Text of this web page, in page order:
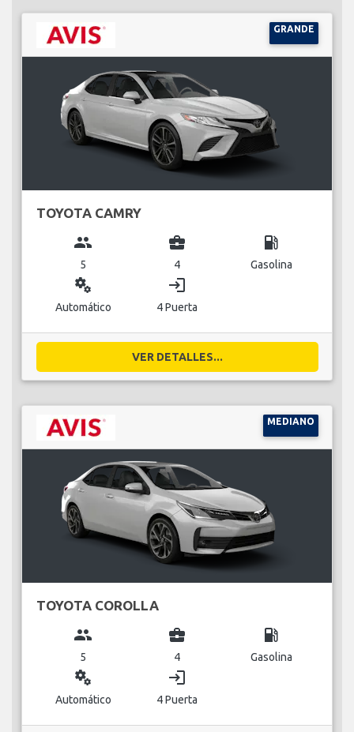
GRANDE
TOYOTA CAMRY
group
5
business_center
4
local_gas_station
Gasolina
miscellaneous_services
Automático
login
4 Puerta
VER DETALLES...
MEDIANO
TOYOTA COROLLA
group
5
business_center
4
local_gas_station
Gasolina
miscellaneous_services
Automático
login
4 Puerta